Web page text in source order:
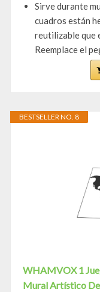
Sirve durante
cuadros están
reutilizable que
Reemplace el
BESTSELLER NO. 8
WHAMVOX 1
Mural Artístico